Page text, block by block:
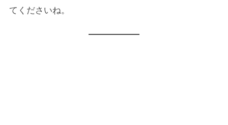
てくださいね。